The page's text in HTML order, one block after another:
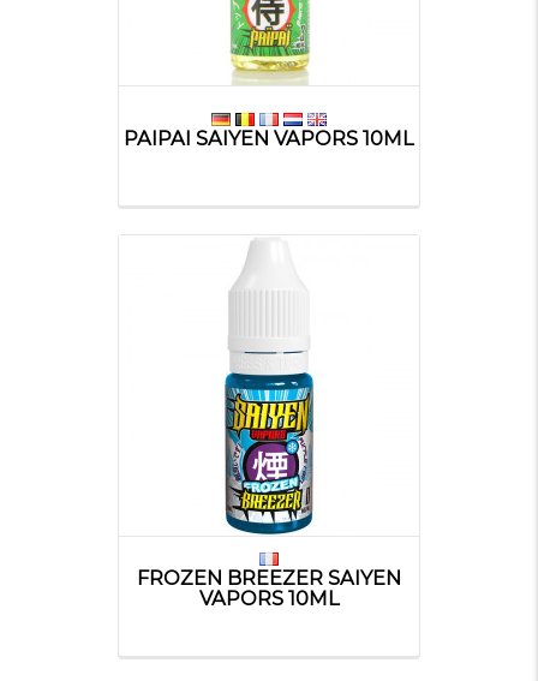
PAIPAI SAIYEN VAPORS 10ML
FROZEN BREEZER SAIYEN
VAPORS 10ML